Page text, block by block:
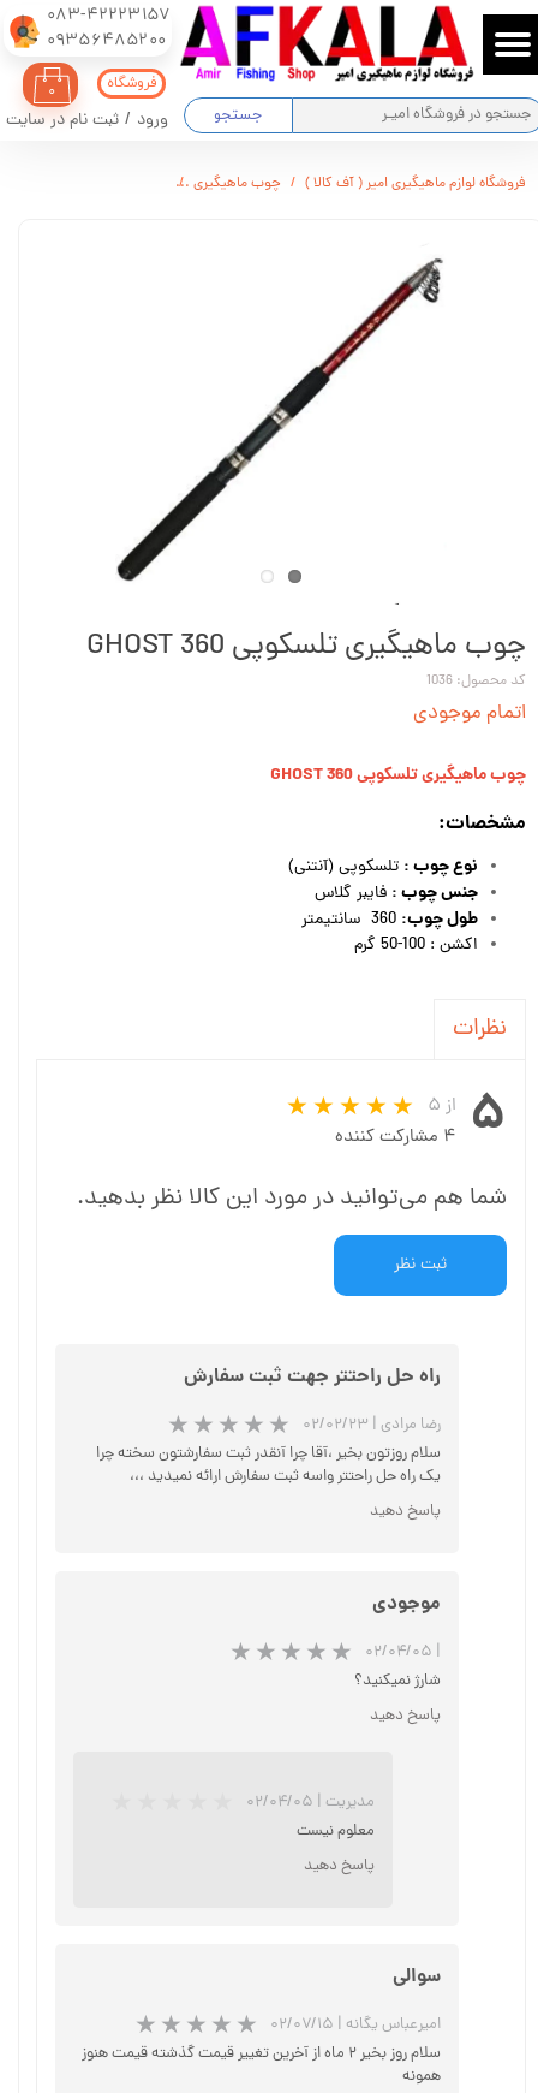
083-42223157
​​​​​​​09356485200
جستجو
۰
ورود / ثبت نام در سایت
حساب کاربری من
تغییر گذر واژه
فروشگاه
فروشگاه لوازم ماهیگیری امیر ( آف کالا ) چوب ماهیگیری
چوب ماهیگیری تلسکوپی GHOST 360
کد محصول: 1036
اتمام موجودی
چوب ماهیگیری تلسکوپی GHOST 360
مشخصات:
نوع چوب : تلسکوپی (آنتنی)
جنس چوب : فایبر گلاس
طول چوب:
اکشن : 100-50 گرم
نظرات
۵ از ۵
★
۴ مشارکت کننده
شما هم می‌توانید در مورد این کالا نظر بدهید.
ثبت نظر
راه حل راحتتر جهت ثبت سفارش
رضا مرادی | ۰۲/۰۲/۲۳
★★★★★
سلام روزتون بخیر ،آقا چرا آنقدر ثبت سفارشتون سخته چرا
یک راه حل راحتتر واسه ثبت سفارش ارائه نمیدید ،،،
پاسخ دهید
موجودی
| ۰۲/۰۴/۰۵
شارژ نمیکنید؟
پاسخ دهید
مدیریت | ۰۲/۰۴/۰۵
معلوم نیست
پاسخ دهید
سوالی
امیرعباس یگانه | ۰۲/۰۷/۱۵
سلام روز بخیر ۲ ماه از آخرین تغییر قیمت گذشته قیمت هنوز
همونه